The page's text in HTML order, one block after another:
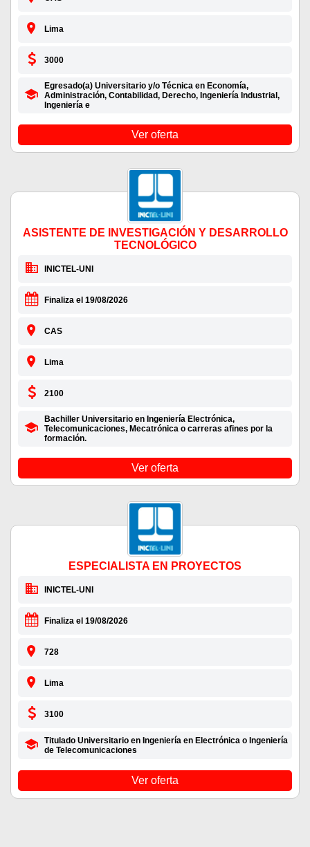
Lima
3000
Egresado(a) Universitario y/o Técnica en Economía,
Administración, Contabilidad, Derecho, Ingeniería Industrial,
Ingeniería e
Ver oferta
ASISTENTE DE INVESTIGACIÓN Y DESARROLLO
TECNOLÓGICO
INICTEL-UNI
Finaliza el 19/08/2026
CAS
Lima
2100
Bachiller Universitario en Ingeniería Electrónica,
Telecomunicaciones, Mecatrónica o carreras afines por la
formación.
Ver oferta
ESPECIALISTA EN PROYECTOS
INICTEL-UNI
Finaliza el 19/08/2026
728
Lima
3100
Titulado Universitario en Ingeniería en Electrónica o Ingeniería
de Telecomunicaciones
Ver oferta